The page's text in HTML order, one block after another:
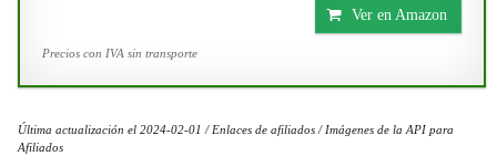
Ver en Amazon
Precios con IVA sin transporte
Última actualización el 2024-02-01 / Enlaces de afiliados / Imágenes de la API para
Afiliados